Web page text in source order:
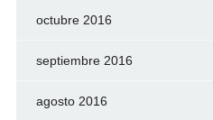
octubre 2016
septiembre 2016
agosto 2016